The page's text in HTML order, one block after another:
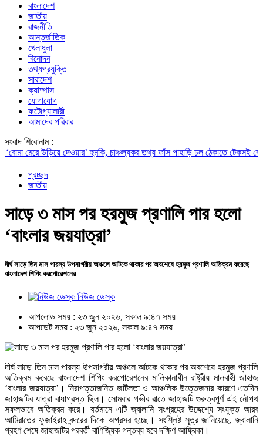
বাংলাদেশ
জাতীয়
রাজনীতি
আন্তর্জাতিক
খেলাধুলা
বিনোদন
তথ্যপ্রযুক্তি
সারাদেশ
ক্যাম্পাস
যোগাযোগ
ফটোগ্যালারী
আমাদের পরিবার
সংবাদ শিরোনাম :
মেরে উড়িয়ে দেওয়ার’ হুমকি, চাঞ্চল্যকর তথ্য ফাঁসপাহাড়ি ঢল ঠেকাতে টেকসই বেড়িবাঁধ
প্রচ্ছদ
জাতীয়
সাড়ে ৩ মাস পর হরমুজ প্রণালি পার হলো
‘বাংলার জয়যাত্রা’
দীর্ঘ সাড়ে তিন মাস পারস্য উপসাগরীয় অঞ্চলে আটকে থাকার পর অবশেষে হরমুজ প্রণালি অতিক্রম করেছে
বাংলাদেশ শিপিং করপোরেশনের
নিউজ ডেস্ক
আপলোড সময় : ২৩ জুন ২০২৬, সকাল ৯:৪৭ সময়
আপডেট সময় : ২৩ জুন ২০২৬, সকাল ৯:৪৭ সময়
দীর্ঘ সাড়ে তিন মাস পারস্য উপসাগরীয় অঞ্চলে আটকে থাকার পর অবশেষে হরমুজ প্রণালি
অতিক্রম করেছে বাংলাদেশ শিপিং করপোরেশনের মালিকানাধীন রাষ্ট্রীয় মালবাহী জাহাজ
‘বাংলার জয়যাত্রা’। নিরাপত্তাজনিত জটিলতা ও আঞ্চলিক উত্তেজনার কারণে এতদিন
জাহাজটির যাত্রা বাধাগ্রস্ত ছিল। সোমবার গভীর রাতে জাহাজটি গুরুত্বপূর্ণ এই নৌপথ
সফলভাবে অতিক্রম করে। বর্তমানে এটি জ্বালানি সংগ্রহের উদ্দেশ্যে সংযুক্ত আরব
আমিরাতের ফুজাইরাহ বন্দরের দিকে অগ্রসর হচ্ছে। সংশ্লিষ্ট সূত্র জানিয়েছে, জ্বালানি
গ্রহণ শেষে জাহাজটির পরবর্তী বাণিজ্যিক গন্তব্য হবে দক্ষিণ আফ্রিকা।